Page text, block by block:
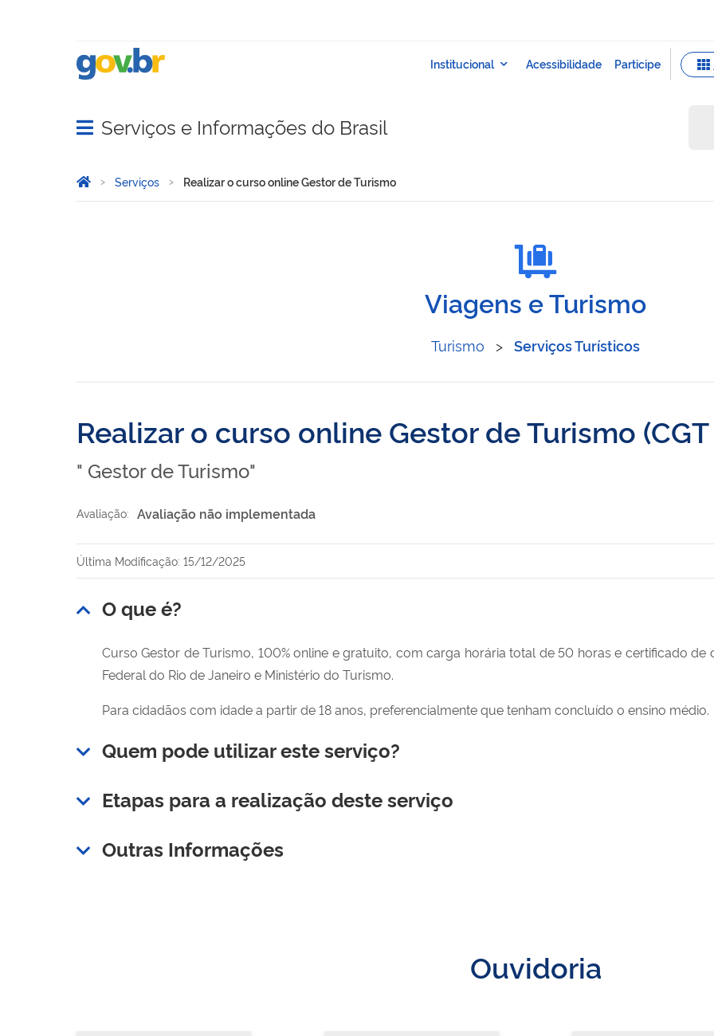
Abrir menu principal de navegação
Serviços e Informações do Brasil
Você está aqui:
Página Inicial
Serviços Realizar o curso online Gestor de Turismo
Viagens e Turismo
Turismo > Serviços Turísticos
Realizar o curso online Gestor de Turismo
" Gestor de Turismo"
Avaliação: Avaliação não implementada
Última Modificação: 15/12/2025
O que é?
Curso Gestor de Turismo, 100% online e gratuito, com carga horária total de 50 horas e certificado
Federal do Rio de Janeiro e Ministério do Turismo.
Para cidadãos com idade a partir de 18 anos, preferencialmente que tenham concluído o ensino médio.
Quem pode utilizar este serviço?
Etapas para a realização deste serviço
Outras Informações
Ouvidoria